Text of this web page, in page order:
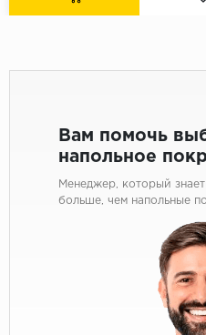
Вам помочь
напольное
Менеджер, который
больше, чем напольные